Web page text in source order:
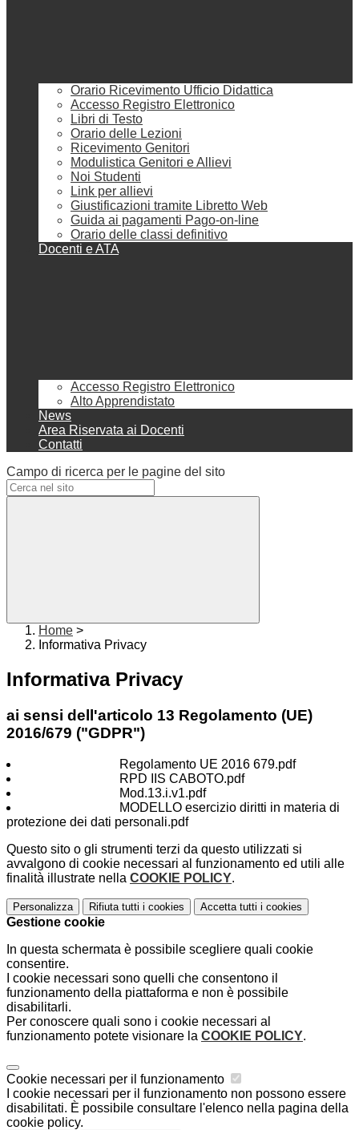
Orario Ricevimento Ufficio Didattica
Accesso Registro Elettronico
Libri di Testo
Orario delle Lezioni
Ricevimento Genitori
Modulistica Genitori e Allievi
Noi Studenti
Link per allievi
Giustificazioni tramite Libretto Web
Guida ai pagamenti Pago-on-line
Orario delle classi definitivo
Docenti e ATA
Accesso Registro Elettronico
Alto Apprendistato
News
Area Riservata ai Docenti
Contatti
Campo di ricerca per le pagine del sito
Home >
Informativa Privacy
Informativa Privacy
ai sensi dell'articolo 13 Regolamento (UE)
2016/679 ("GDPR")
Regolamento UE 2016 679.pdf
RPD IIS CABOTO.pdf
Mod.13.i.v1.pdf
MODELLO esercizio diritti in materia di
protezione dei dati personali.pdf
Questo sito o gli strumenti terzi da questo utilizzati si
avvalgono di cookie necessari al funzionamento ed utili alle
finalità illustrate nella COOKIE POLICY.
Personalizza Rifiuta tutti i cookies Accetta tutti i cookies
Gestione cookie
In questa schermata è possibile scegliere quali cookie
consentire.
I cookie necessari sono quelli che consentono il
funzionamento della piattaforma e non è possibile
disabilitarli.
Per conoscere quali sono i cookie necessari al
funzionamento potete visionare la COOKIE POLICY.
Cookie necessari per il funzionamento
I cookie necessari per il funzionamento non possono essere
disabilitati. È possibile consultare l'elenco nella pagina della
cookie policy.